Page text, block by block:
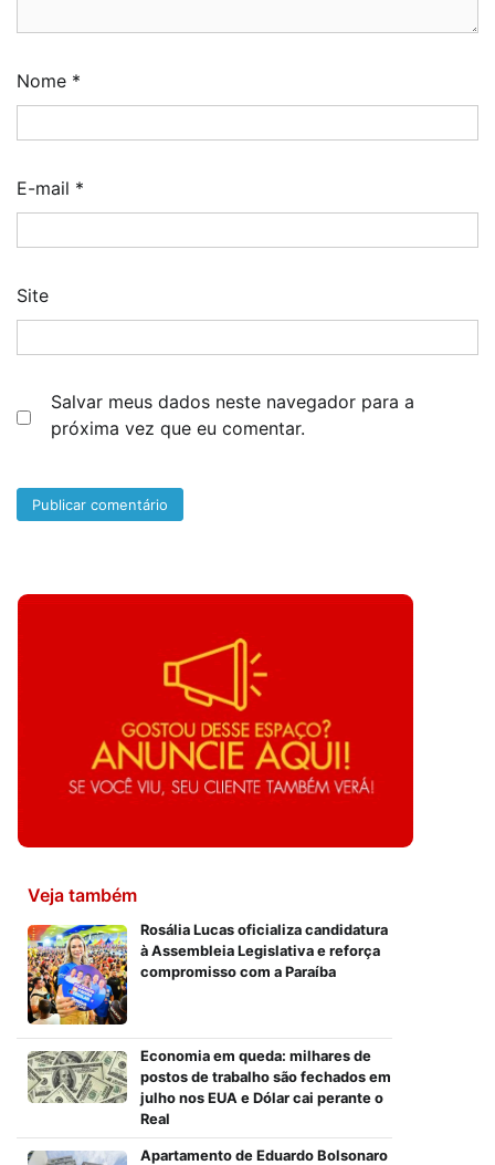
Nome *
E-mail *
Site
Salvar meus dados neste navegador para a
próxima vez que eu comentar.
Veja também
Rosália Lucas oficializa candidatura
à Assembleia Legislativa e reforça
compromisso com a Paraíba
Economia em queda: milhares de
postos de trabalho são fechados em
julho nos EUA e Dólar cai perante o
Real
Apartamento de Eduardo Bolsonaro